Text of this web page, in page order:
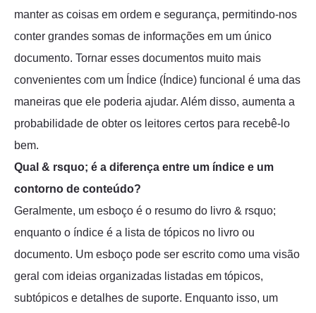
manter as coisas em ordem e segurança, permitindo-nos
conter grandes somas de informações em um único
documento. Tornar esses documentos muito mais
convenientes com um Índice (Índice) funcional é uma das
maneiras que ele poderia ajudar. Além disso, aumenta a
probabilidade de obter os leitores certos para recebê-lo
bem.
Qual & rsquo; é a diferença entre um índice e um
contorno de conteúdo?
Geralmente, um esboço é o resumo do livro & rsquo;
enquanto o índice é a lista de tópicos no livro ou
documento. Um esboço pode ser escrito como uma visão
geral com ideias organizadas listadas em tópicos,
subtópicos e detalhes de suporte. Enquanto isso, um